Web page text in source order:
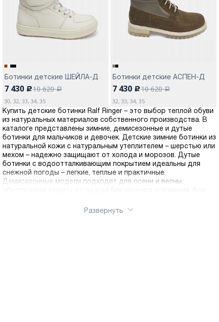
Ботинки детские ШЕЙЛА-Д
7 430 c10 620a
30, 32, 33, 34, 35
Ботинки детские АСПЕН-Д
7 430 c10 620a
32, 33, 34, 35
Купить детские ботинки Ralf Ringer – это выбор теплой обуви
из натуральных материалов собственного производства. В
каталоге представлены зимние, демисезонные и дутые
ботинки для мальчиков и девочек. Детские зимние ботинки из
натуральной кожи с натуральным утеплителем – шерстью или
мехом – надежно защищают от холода и морозов. Дутые
ботинки с водоотталкивающим покрытием идеальны для
снежной погоды – легкие, теплые и практичные.
Демисезонные модели подходят для осени и весны,
протектором для безопасности на льду и мокром асфальте.
Развернуть